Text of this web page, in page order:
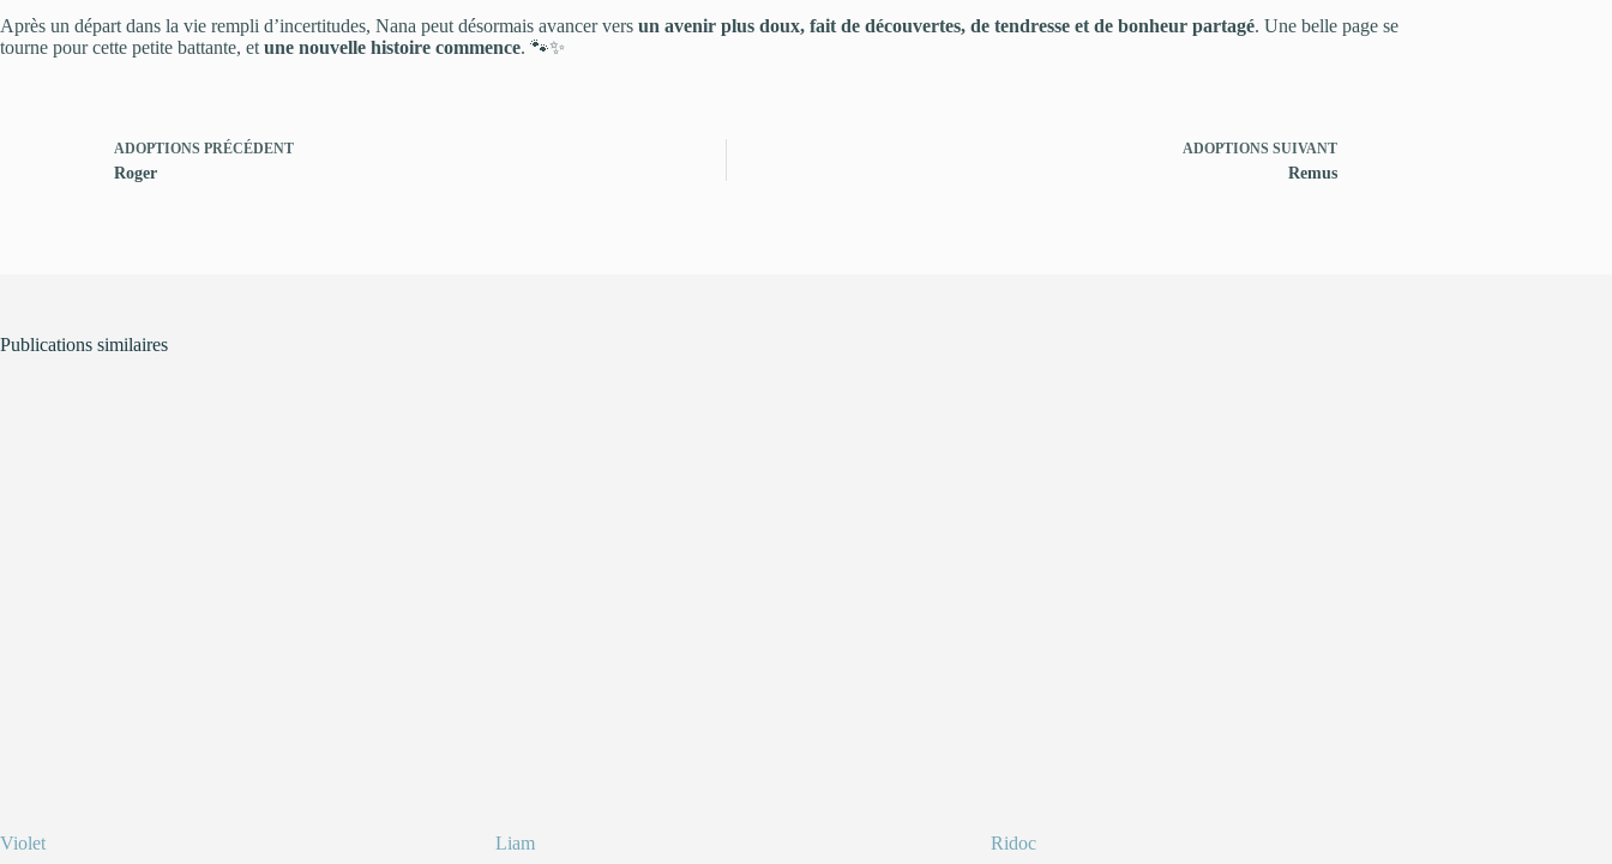
Après un départ dans la vie rempli d’incertitudes, Nana peut désormais avancer vers un avenir plus doux, fait de découvertes, de tendresse et de bonheur partagé. Une belle page se
tourne pour cette petite battante, et une nouvelle histoire commence. 🐾✨
ADOPTIONS PRÉCÉDENT
Roger
ADOPTIONS SUIVANT
Remus
Publications similaires
Violet Liam Ridoc